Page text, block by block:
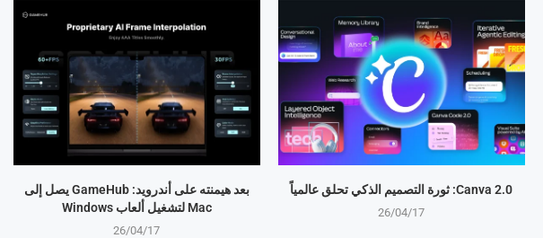
بعد هيمنته على أندرويد: GameHub يصل إلى
Mac لتشغيل ألعاب Windows
26/04/17
Canva 2.0: ثورة التصميم الذكي تحلق عالمياً
26/04/17